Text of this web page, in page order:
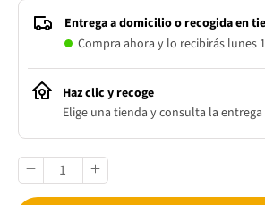
Entrega a domicilio o recogida en
Compra ahora y lo recibirás lunes
Haz clic y recoge
Elige una tienda y consulta la